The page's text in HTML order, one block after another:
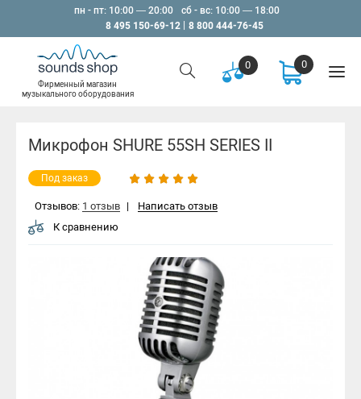
пн - пт: 10:00 — 20:00
сб - вс: 10:00 — 18:00
8 495 150-69-12
8 800 444-76-45
Фирменный магазин
музыкального оборудования
0 0
Микрофон SHURE 55SH SERIES II
Под заказ
Отзывов: 1 отзыв |
Написать отзыв
К сравнению